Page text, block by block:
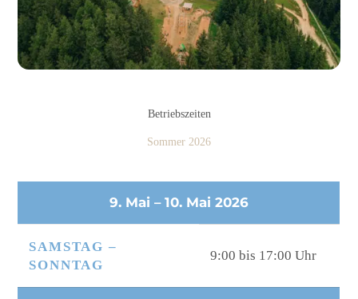
Betriebszeiten
Sommer 2026
9. Mai – 10. Mai 2026
SAMSTAG –
SONNTAG
9:00 bis 17:00 Uhr